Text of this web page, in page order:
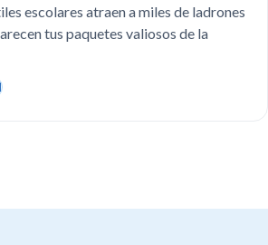
escolares atraen a miles de ladrones
tus paquetes valiosos de la